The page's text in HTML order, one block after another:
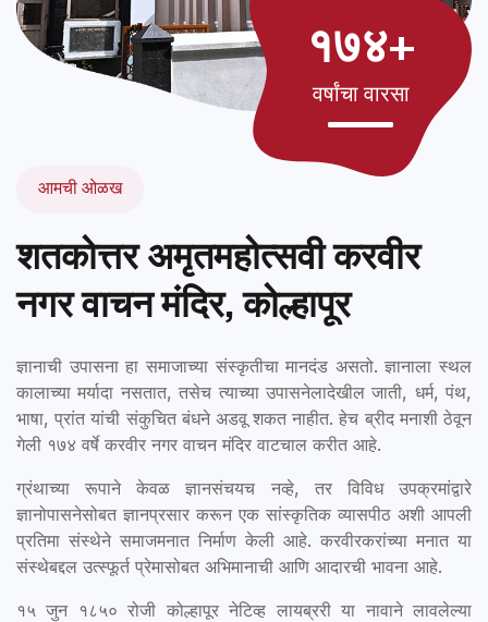
१७४+
वर्षांचा वारसा
आमची ओळख
शतकोत्तर अमृतमहोत्सवी करवीर
नगर वाचन मंदिर, कोल्हापूर
ज्ञानाची उपासना हा समाजाच्या संस्कृतीचा मानदंड असतो. ज्ञानाला स्थल
कालाच्या मर्यादा नसतात, तसेच त्याच्या उपासनेलादेखील जाती, धर्म, पंथ,
भाषा, प्रांत यांची संकुचित बंधने अडवू शकत नाहीत. हेच ब्रीद मनाशी ठेवून
गेली १७४ वर्षे करवीर नगर वाचन मंदिर वाटचाल करीत आहे.
ग्रंथाच्या रूपाने केवळ ज्ञानसंचयच नव्हे, तर विविध उपक्रमांद्वारे
ज्ञानोपासनेसोबत ज्ञानप्रसार करून एक सांस्कृतिक व्यासपीठ अशी आपली
प्रतिमा संस्थेने समाजमनात निर्माण केली आहे. करवीरकरांच्या मनात या
संस्थेबद्दल उत्स्फूर्त प्रेमासोबत अभिमानाची आणि आदारची भावना आहे.
१५ जुन १८५० रोजी कोल्हापूर नेटिव्ह लायब्ररी या नावाने लावलेल्या